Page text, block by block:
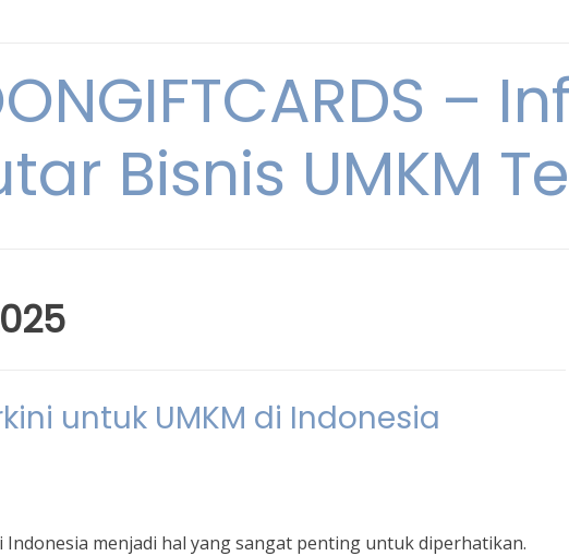
–
Bisnis UMKM
untuk UMKM di Indonesia
menjadi hal yang sangat penting untuk diperhatikan.